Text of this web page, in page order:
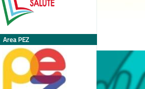
Area PEZ